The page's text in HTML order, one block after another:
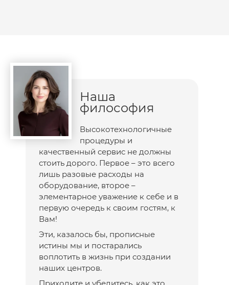
Наша
философия
Высокотехнологичные
процедуры и
качественный сервис не должны
стоить дорого. Первое – это всего
лишь разовые расходы на
оборудование, второе –
элементарное уважение к себе и в
первую очередь к своим гостям, к
Вам!
Эти, казалось бы, прописные
истины мы и постарались
воплотить в жизнь при создании
наших центров.